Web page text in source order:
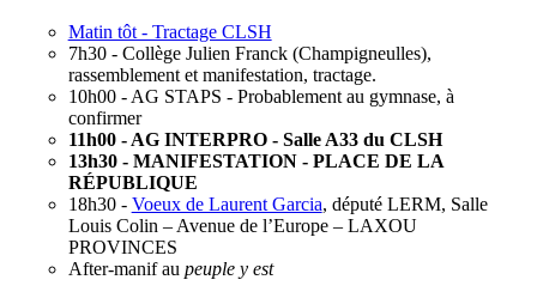
Matin tôt - Tractage CLSH
7h30 - Collège Julien Franck (Champigneulles),
rassemblement et manifestation, tractage.
10h00 - AG STAPS - Probablement au gymnase, à
confirmer
11h00 - AG INTERPRO - Salle A33 du CLSH
13h30 - MANIFESTATION - PLACE DE LA
RÉPUBLIQUE
18h30 - Voeux de Laurent Garcia, député LERM, Salle
Louis Colin – Avenue de l’Europe – LAXOU
PROVINCES
After-manif au peuple y est